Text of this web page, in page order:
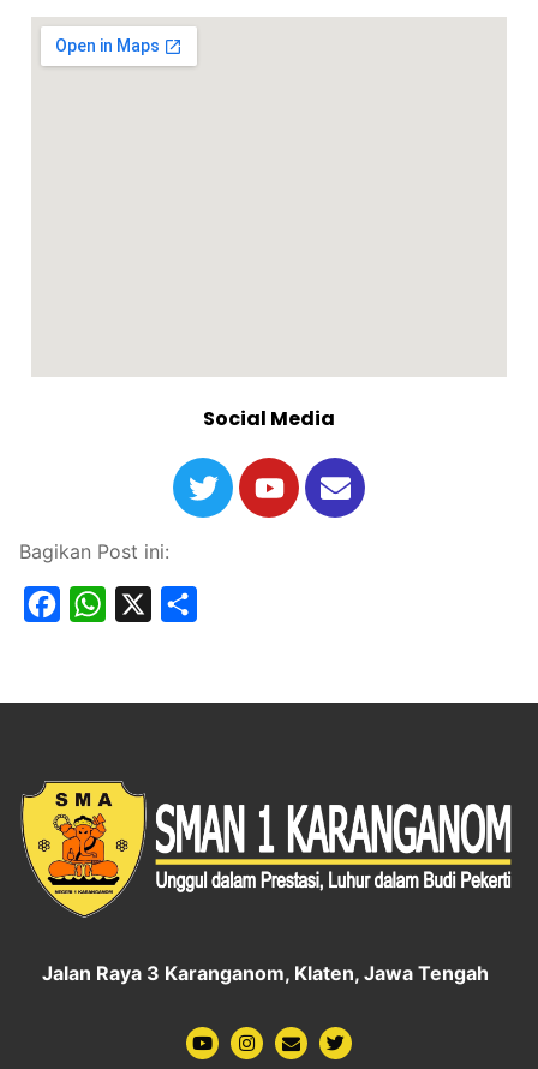
Social Media
Bagikan Post ini:
FacebookWhatsApp
Jalan Raya 3 Karanganom, Klaten, Jawa Tengah